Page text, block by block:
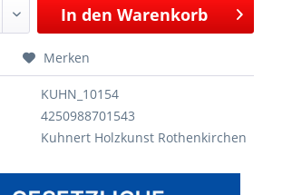
In den Warenkorb
Merken
KUHN_10154
4250988701543
Kuhnert Holzkunst Rothenkirchen